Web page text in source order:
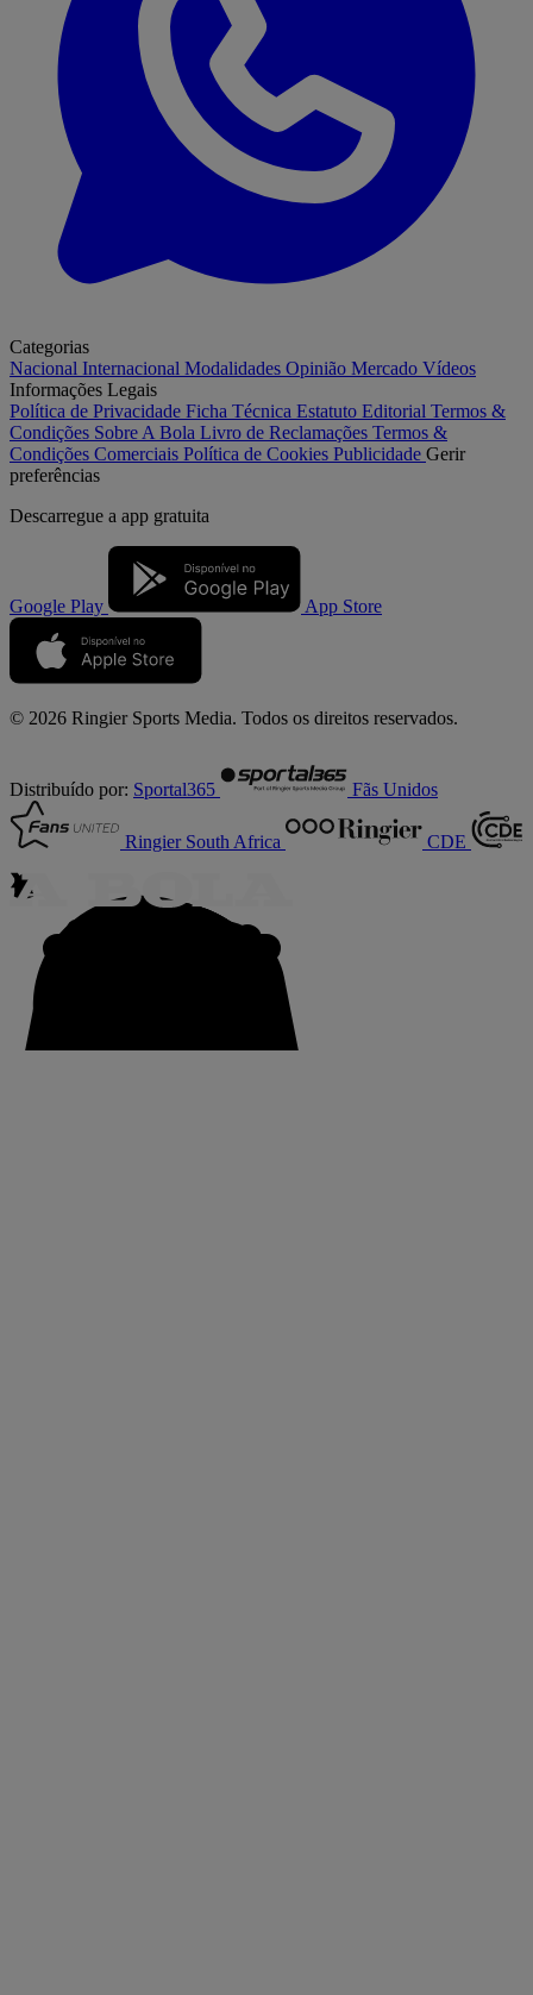
Categorias
Nacional Internacional Modalidades Opinião Mercado Vídeos
Informações Legais
Política de Privacidade Ficha Técnica Estatuto Editorial Termos &
Condições Sobre A Bola Livro de Reclamações Termos &
Condições Comerciais Política de Cookies Publicidade Gerir
preferências
Descarregue a app gratuita
Google Play App Store
© 2026 Ringier Sports Media. Todos os direitos reservados.
Distribuído por: Sportal365 Fãs Unidos
Ringier South Africa CDE